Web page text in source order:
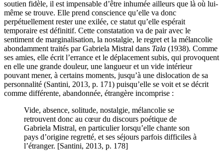
soutien fidèle, il est impensable d’être inhumée ailleurs que là où lui-
même se trouve. Elle prend conscience qu’elle va donc
perpétuellement rester une exilée, ce statut qu’elle espérait
temporaire est définitif. Cette constatation va de pair avec le
sentiment de marginalisation, la nostalgie, le regret et la mélancolie
abondamment traités par Gabriela Mistral dans Tala (1938). Comme
ses amies, elle écrit l’errance et le déplacement subis, qui provoquent
en elle une grande douleur, une langueur et un vide intérieur
pouvant mener, à certains moments, jusqu’à une dislocation de sa
personnalité (Santini, 2013, p. 171) puisqu’elle se voit et se décrit
comme différente, abandonnée, étrangère incomprise :
Vide, absence, solitude, nostalgie, mélancolie se
retrouvent donc au cœur du discours poétique de
Gabriela Mistral, en particulier lorsqu’elle chante son
pays d’origine regretté, et ses séjours parfois difficiles à
l’étranger. [Santini, 2013, p. 178]